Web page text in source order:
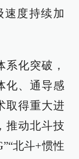
速度持续加
化突破，
化、通导感
取得重大进
推动北斗技
北斗+惯性